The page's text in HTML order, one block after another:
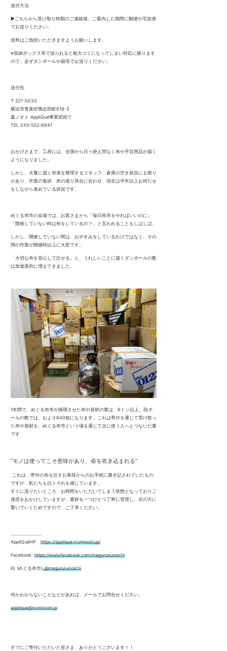
送付方法
▶︎こちらから受け取り時期のご連絡後、ご案内した期間に郵便や宅急便
でお送りください。
送料はご負担いただきますようお願いします。
※収納ボックス等で送られると粗大ゴミになってしまい対応に困ります
ので、必ずダンボールや袋等でお送りください。
送付先
〒227-0033
横浜市青葉区鴨志田町818-3
森ノオト AppliQué事業部宛て
TEL 045-532-6941
おかげさまで、工房には、全国から日々絶え間なく布や手芸用品が届く
ようになりました。
しかし、大量に届く布達を整理するスタッフ、倉庫の空き状況にも限り
があり、作業の進捗、布の巡り具合に合わせ、現在は半年以上お待たせ
をしながら進めている状況です。
めぐる布市の会場では、お客さまから「毎日布市をやればいいのに」
「開催していない時は何をしているの？」と言われることもしばしば。
しかし、開催していない間は、おやすみをしているわけではなく、その
間の作業が開催時以上に大変です。
「大切な布を安心して託せる」と、うれしいことに届くダンボールの数
は加速度的に増えてきました。
1年間で、めぐる布市が循環させた布や資材の量は、6トン以上。段ボ
ールの数では、およそ640箱になります。これは寄付を通じて受け取っ
た布や資材を、めぐる布市という場を通じて次に使う人へとつないだ量
です
“モノは使ってこそ意味があり、命を吹き込まれる”
これは、寄付の布を託すお客様からのお手紙に書き記されていたもの
ですが、私たちも日々それを感じています。
すぐに送りたいところ、お時間をいただいてしまう状態となっておりご
迷惑をおかけしていますが、素材を一つひとつ丁寧に管理し、次の方に
繋いでいくためですので、ご了承ください。
AppliQuéHP https://applique.morinooto.jp/
Facebook https://www.facebook.com/megurununoichi
IG (めぐる布市)@megurununoichi
何かわからないことなどがあれば、メールでお問合せください。
applique@morinooto.jp
すでにご寄付いただいた皆さま、ありがとうございます！！